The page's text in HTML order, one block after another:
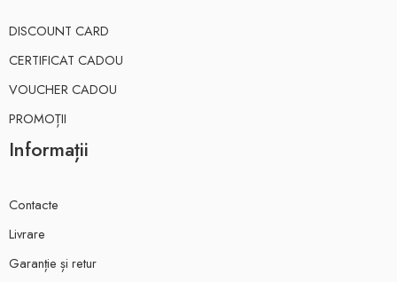
DISCOUNT CARD
CERTIFICAT CADOU
VOUCHER CADOU
PROMOȚII
Informații
Contacte
Livrare
Garanție și retur